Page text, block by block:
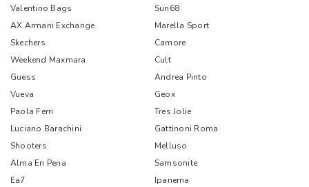
Valentino Bags
Sun68
AX Armani Exchange
Marella Sport
Skechers
Camore
Weekend Maxmara
Cult
Guess
Andrea Pinto
Vueva
Geox
Paola Ferri
Tres Jolie
Luciano Barachini
Gattinoni Roma
Shooters
Melluso
Alma En Pena
Samsonite
Ea7
Ipanema